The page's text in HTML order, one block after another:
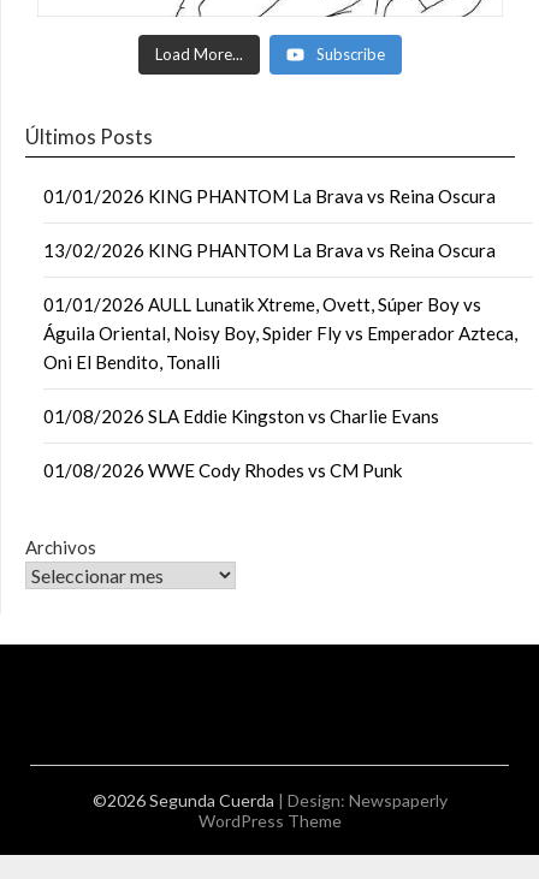
Load More... Subscribe
Últimos Posts
01/01/2026 KING PHANTOM La Brava vs Reina Oscura
13/02/2026 KING PHANTOM La Brava vs Reina Oscura
01/01/2026 AULL Lunatik Xtreme, Ovett, Súper Boy vs
Águila Oriental, Noisy Boy, Spider Fly vs Emperador Azteca,
Oni El Bendito, Tonalli
01/08/2026 SLA Eddie Kingston vs Charlie Evans
01/08/2026 WWE Cody Rhodes vs CM Punk
Archivos
©2026 Segunda Cuerda | Design: Newspaperly
WordPress Theme